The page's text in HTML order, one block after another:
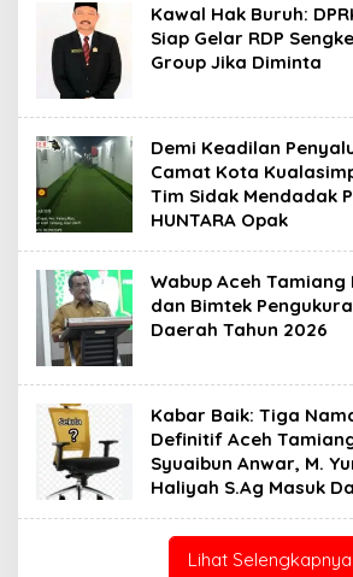
Kawal Hak Buruh:
Siap Gelar RDP
Group Jika Diminta
Demi Keadilan
Camat Kota
Tim Sidak Mendadak
HUNTARA Opak
Wabup Aceh Tamiang
dan Bimtek
Daerah Tahun 2026
Kabar Baik: Tiga
Definitif Aceh
Syuaibun Anwar, M.
Haliyah S.Ag Masuk
Lihat Selengkapnya